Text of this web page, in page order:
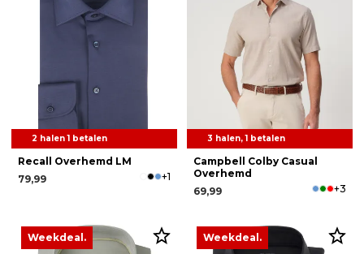
2 halen 1 betalen
Recall Overhemd LM
79,99
+1
3 halen, 1 betalen
Campbell Colby Casual
Overhemd
69,99
+3
Weekdeal. Weekdeal.